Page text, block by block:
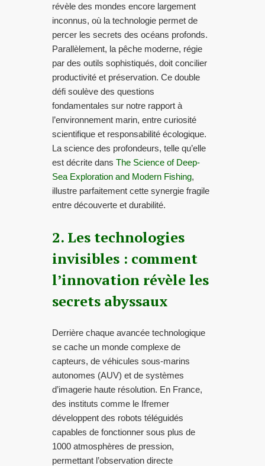
révèle des mondes encore largement
inconnus, où la technologie permet de
percer les secrets des océans profonds.
Parallèlement, la pêche moderne, régie
par des outils sophistiqués, doit concilier
productivité et préservation. Ce double
défi soulève des questions
fondamentales sur notre rapport à
l’environnement marin, entre curiosité
scientifique et responsabilité écologique.
La science des profondeurs, telle qu’elle
est décrite dans The Science of Deep-
Sea Exploration and Modern Fishing,
illustre parfaitement cette synergie fragile
entre découverte et durabilité.
2. Les technologies
invisibles : comment
l’innovation révèle les
secrets abyssaux
Derrière chaque avancée technologique
se cache un monde complexe de
capteurs, de véhicules sous-marins
autonomes (AUV) et de systèmes
d’imagerie haute résolution. En France,
des instituts comme le Ifremer
développent des robots téléguidés
capables de fonctionner sous plus de
1000 atmosphères de pression,
permettant l’observation directe